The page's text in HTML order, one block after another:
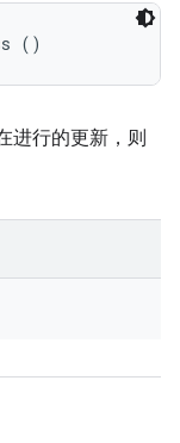
()
进行的更新，则